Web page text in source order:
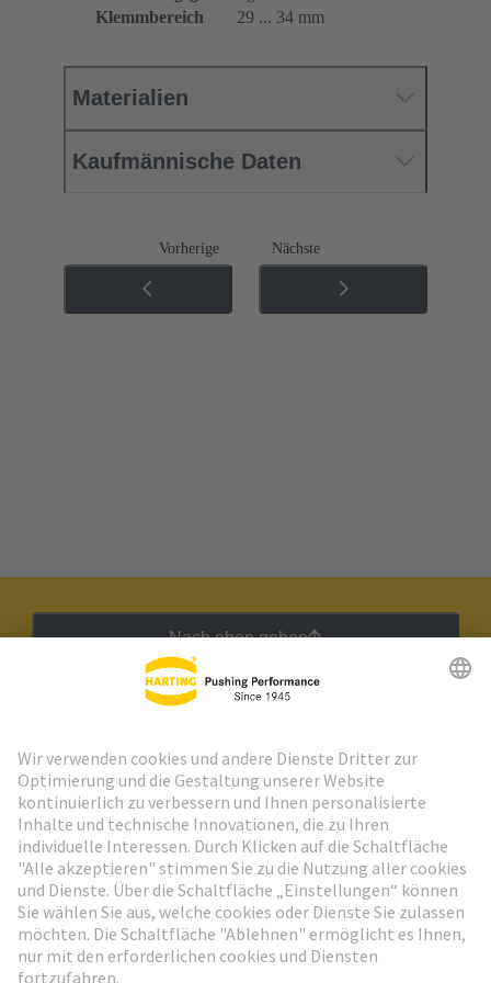
Klemmbereich
29 ... 34 mm
Materialien
Kaufmännische Daten
Vorherige Nächste
Nach oben gehen
Weiter zur Anmeldung
Social Media